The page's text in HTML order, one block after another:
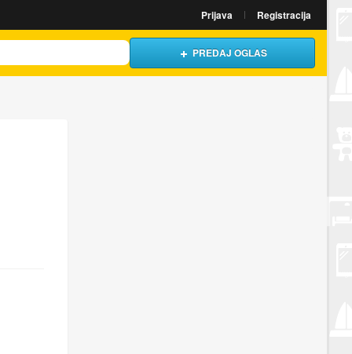
Prijava Registracija
PREDAJ OGLAS